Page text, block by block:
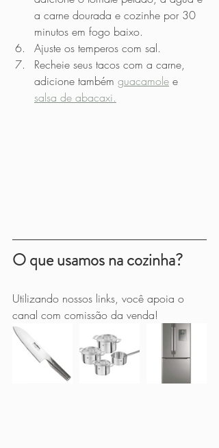
a carne dourada e cozinhe por 30
minutos em fogo baixo.
Ajuste os temperos com sal.
Recheie seus tacos com a carne,
adicione também guacamole e
salsa de abacaxi.
O que usamos na cozinha?
Utilizando nossos links, você apoia o
canal com comissão da venda!